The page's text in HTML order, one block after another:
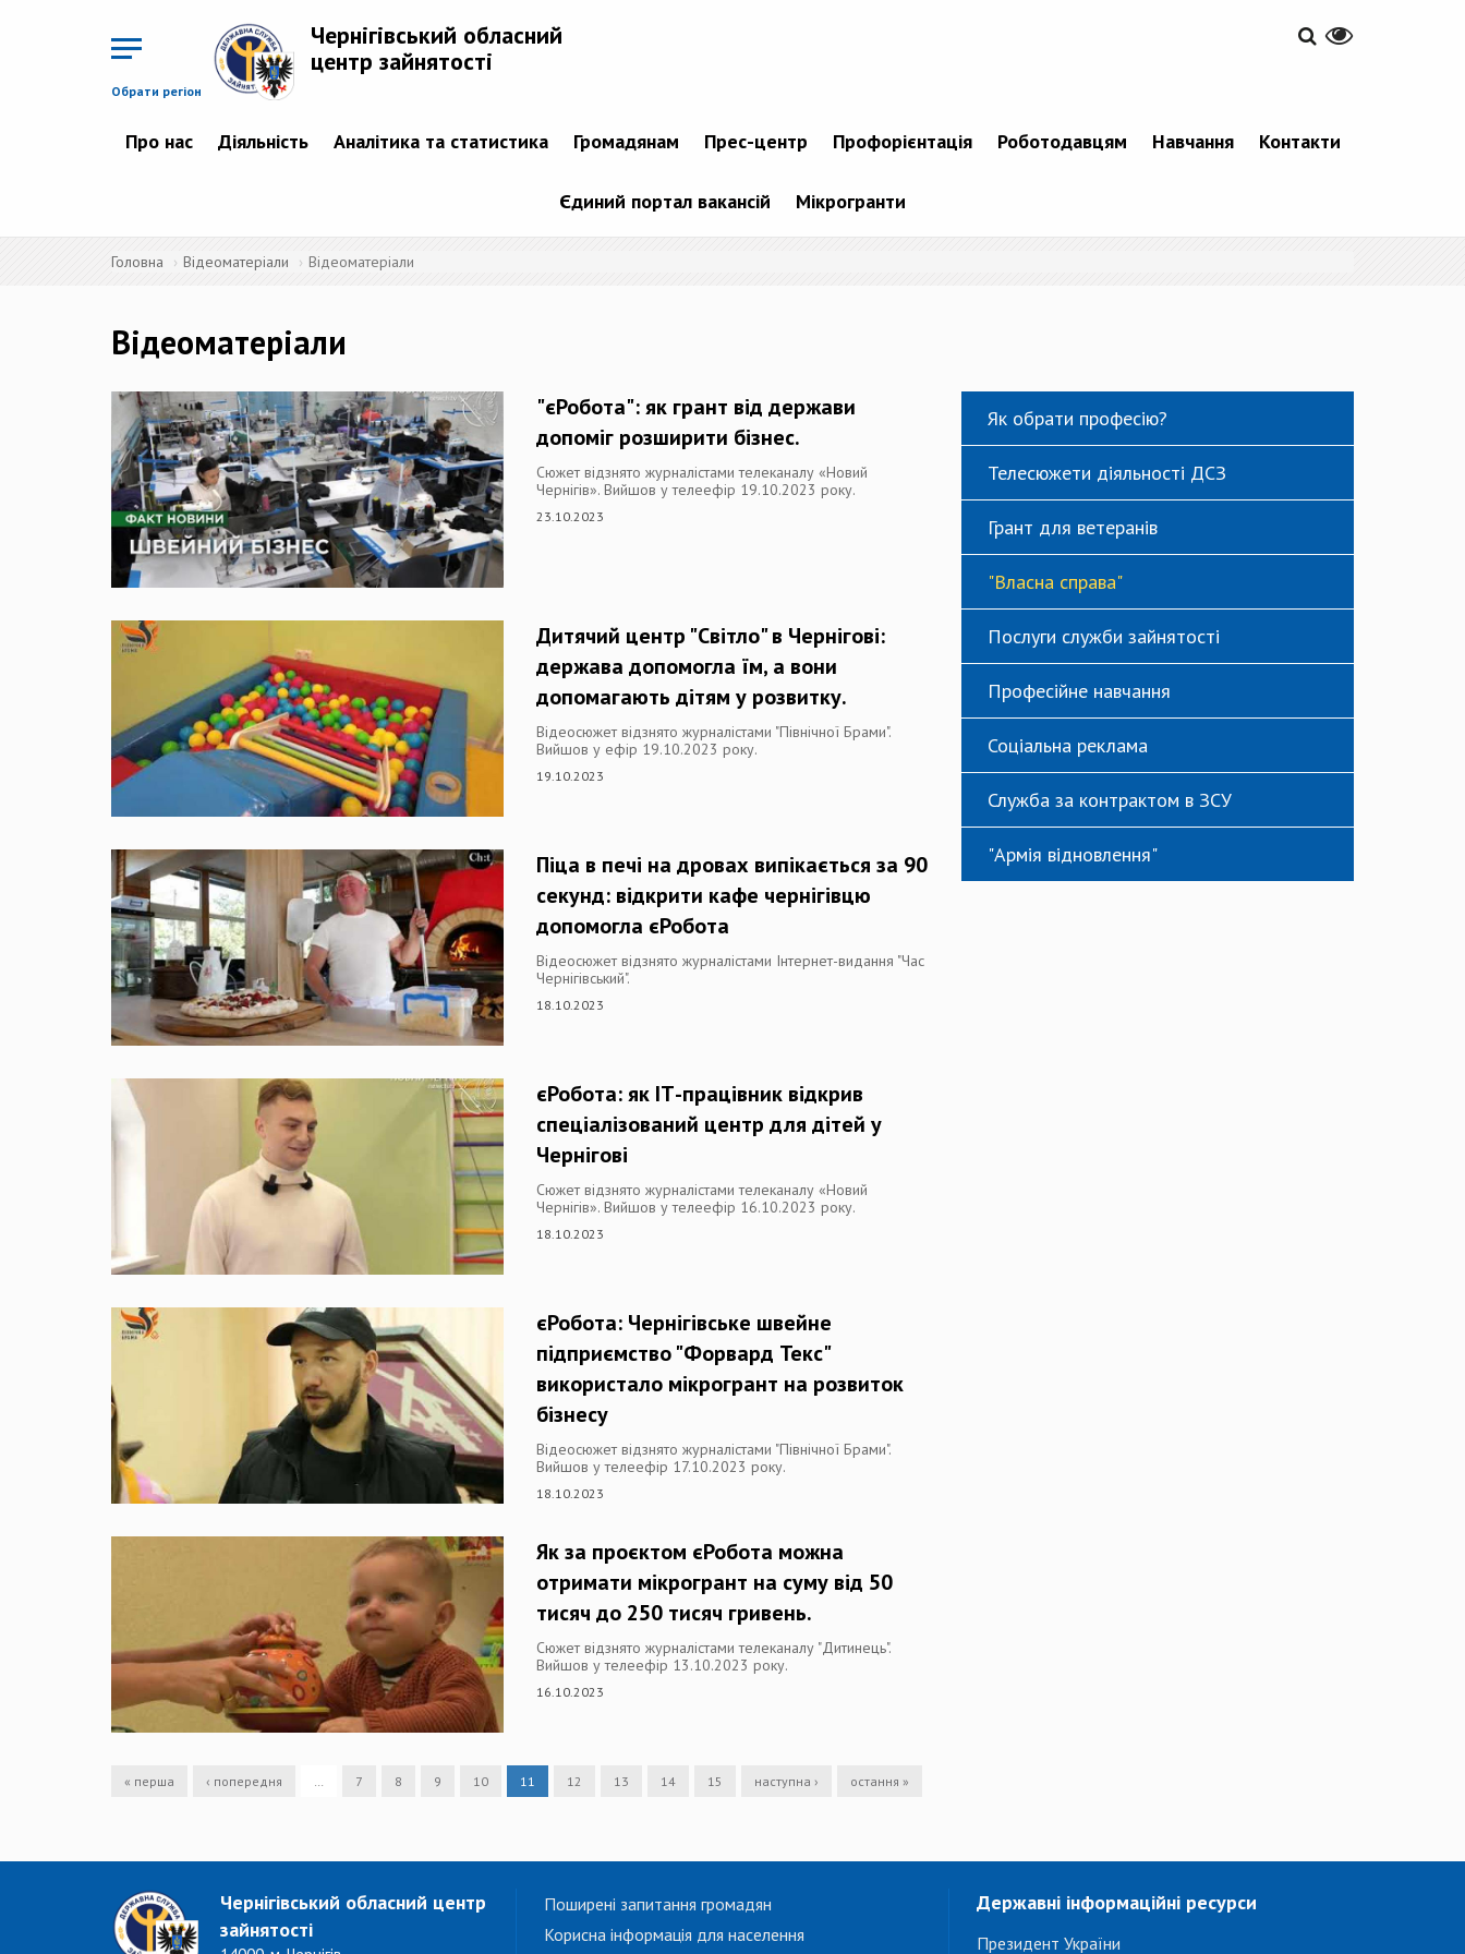
Обрати регіон
Чернігівський обласний
центр зайнятості
Про нас Діяльність Аналітика та статистика Громадянам Прес-центр Профорієнтація Роботодавцям Навчання Контакти
Єдиний портал вакансій Мікрогранти
Головна Відеоматеріали Відеоматеріали
Відеоматеріали
"єРобота": як грант від держави
допоміг розширити бізнес.
Сюжет відзнято журналістами телеканалу «Новий
Чернігів». Вийшов у телеефір 19.10.2023 року.
23.10.2023
Дитячий центр "Світло" в Чернігові:
держава допомогла їм, а вони
допомагають дітям у розвитку.
Відеосюжет відзнято журналістами "Північної Брами".
Вийшов у ефір 19.10.2023 року.
19.10.2023
Піца в печі на дровах випікається за 90
секунд: відкрити кафе чернігівцю
допомогла єРобота
Відеосюжет відзнято журналістами Інтернет-видання "Час
Чернігівський".
18.10.2023
єРобота: як ІТ-працівник відкрив
спеціалізований центр для дітей у
Чернігові
Сюжет відзнято журналістами телеканалу «Новий
Чернігів». Вийшов у телеефір 16.10.2023 року.
18.10.2023
єРобота: Чернігівське швейне
підприємство "Форвард Текс"
використало мікрогрант на розвиток
бізнесу
Відеосюжет відзнято журналістами "Північної Брами".
Вийшов у телеефір 17.10.2023 року.
18.10.2023
Як за проєктом єРобота можна
отримати мікрогрант на суму від 50
тисяч до 250 тисяч гривень.
Сюжет відзнято журналістами телеканалу "Дитинець".
Вийшов у телеефір 13.10.2023 року.
16.10.2023
« перша ‹ попередня 7 8 9 10 11 12 13 14 15 наступна › остання »
Як обрати професію?
Телесюжети діяльності ДСЗ
Грант для ветеранів
"Власна справа"
Послуги служби зайнятості
Професійне навчання
Соціальна реклама
Служба за контрактом в ЗСУ
"Армія відновлення"
Чернігівський обласний центр
зайнятості
Поширені запитання громадян
Корисна інформація для населення
Державні інформаційні ресурси
Президент України